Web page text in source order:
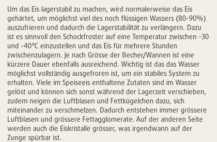
Um das Eis lagerstabil zu machen, wird normalerweise das Eis
gehärtet, um möglichst viel des noch flüssigen Wassers (80-90%)
auszufrieren und dadurch die Lagerstabilität zu verlängern. Dazu
ist es sinnvoll den Schockfroster auf eine Temperatur zwischen -30
und -40°C einzustellen und das Eis für mehrere Stunden
zwischenzulagern. Je nach Grösse der Becher/Wannen ist eine
kürzere Dauer ebenfalls ausreichend. Wichtig ist das das Wasser
möglichst vollständig ausgefroren ist, um ein stabiles System zu
erhalten. Viele im Speiseeis enthaltene Zutaten sind im Wasser
gelöst und können sich sonst während der Lagerzeit verschieben,
zudem neigen die Luftblasen und Fettkügelchen dazu, sich
miteinander zu verschmelzen. Dadurch entstehen immer grössere
Luftblasen und grössere Fettagglomerate. Auf der anderen Seite
werden auch die Eiskristalle grösser, was irgendwann auf der
Zunge spürbar ist.